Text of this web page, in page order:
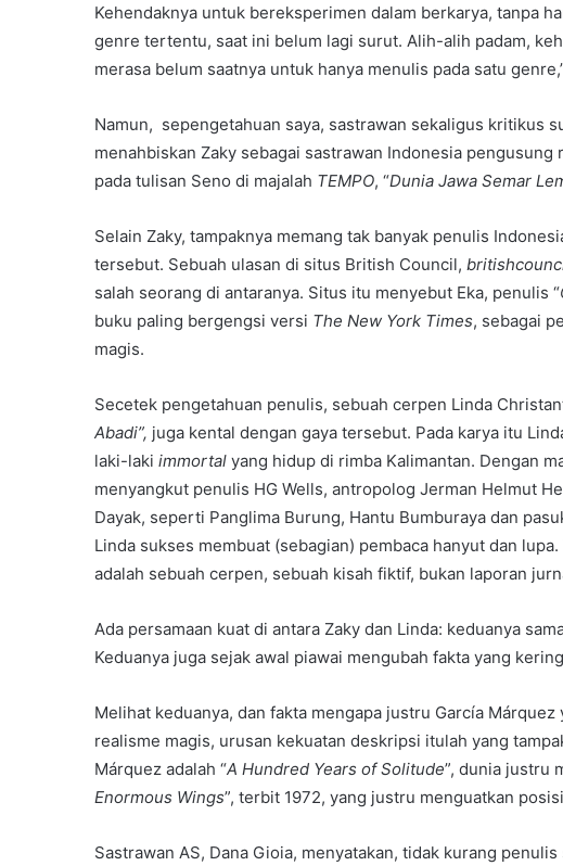
Kehendaknya untuk bereksperimen dalam berkarya, tanpa
genre tertentu, saat ini belum lagi surut. Alih-alih padam,
merasa belum saatnya untuk hanya menulis pada satu
Namun, sepengetahuan saya, sastrawan sekaligus kritikus
menahbiskan Zaky sebagai sastrawan Indonesia
pada tulisan Seno di majalah TEMPO, “Dunia Jawa Semar
Selain Zaky, tampaknya memang tak banyak penulis
tersebut. Sebuah ulasan di situs British Council,
salah seorang di antaranya. Situs itu menyebut Eka, penulis “
buku paling bergengsi versi The New York Times, sebagai
magis.
Secetek pengetahuan penulis, sebuah cerpen Linda
Abadi”, juga kental dengan gaya tersebut. Pada karya itu
laki-laki immortal yang hidup di rimba Kalimantan. Dengan
menyangkut penulis HG Wells, antropolog Jerman Helmut
Dayak, seperti Panglima Burung, Hantu Bumburaya dan
Linda sukses membuat (sebagian) pembaca hanyut dan
adalah sebuah cerpen, sebuah kisah fiktif, bukan laporan
Ada persamaan kuat di antara Zaky dan Linda: keduanya
Keduanya juga sejak awal piawai mengubah fakta yang
Melihat keduanya, dan fakta mengapa justru García
realisme magis, urusan kekuatan deskripsi itulah yang
Márquez adalah “A Hundred Years of Solitude”, dunia justru
Enormous Wings”, terbit 1972, yang justru menguatkan
Sastrawan AS, Dana Gioia, menyatakan, tidak kurang